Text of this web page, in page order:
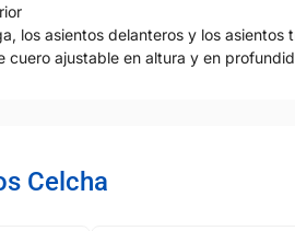
los asientos delanteros y los asientos
cuero ajustable en altura y en
Celcha